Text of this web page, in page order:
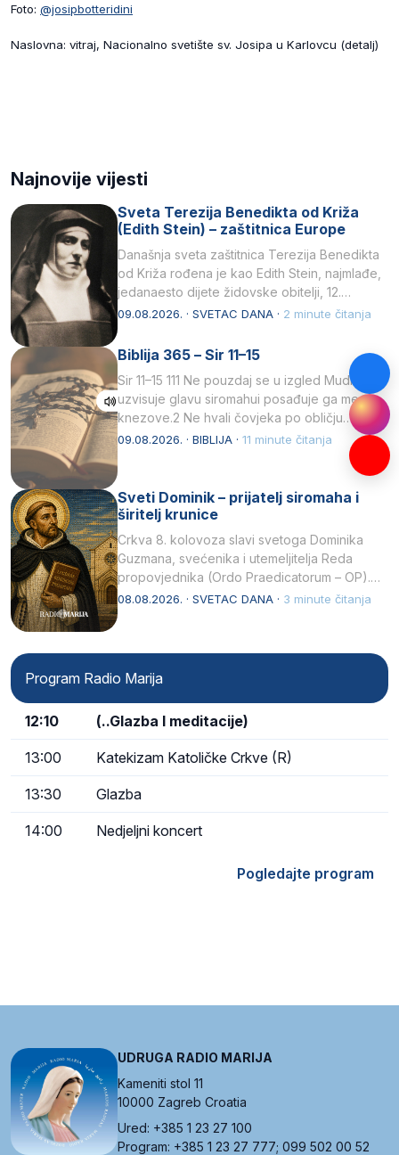
Foto: @josipbotteridini
Naslovna: vitraj, Nacionalno svetište sv. Josipa u Karlovcu (detalj)
Najnovije vijesti
Sveta Terezija Benedikta od Križa
(Edith Stein) – zaštitnica Europe
Današnja sveta zaštitnica Terezija Benedikta
od Križa rođena je kao Edith Stein, najmlađe,
jedanaesto dijete židovske obitelji, 12.
listopada 1891, u Wrocławu…
09.08.2026. · SVETAC DANA · 2 minute čitanja
Biblija 365 – Sir 11–15
Sir 11–15 111 Ne pouzdaj se u izgled Mudrost
uzvisuje glavu siromahui posađuje ga među
knezove.2 Ne hvali čovjeka po obličju
njegovui…
09.08.2026. · BIBLIJA · 11 minute čitanja
Sveti Dominik – prijatelj siromaha i
širitelj krunice
Crkva 8. kolovoza slavi svetoga Dominika
Guzmana, svećenika i utemeljitelja Reda
propovjednika (Ordo Praedicatorum – OP).
Svojim životom, dubokom ljubavlju prema
08.08.2026. · SVETAC DANA · 3 minute čitanja
Program Radio Marija
12:10 (..Glazba I meditacije)
13:00 Katekizam Katoličke Crkve (R)
13:30 Glazba
14:00 Nedjeljni koncert
Pogledajte program
UDRUGA RADIO MARIJA
Kameniti stol 11
10000 Zagreb Croatia
Ured: +385 1 23 27 100
Program: +385 1 23 27 777; 099 502 00 52